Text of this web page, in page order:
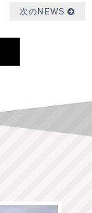
次のNEWS